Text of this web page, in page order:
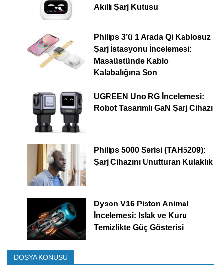
Akıllı Şarj Kutusu
Philips 3’ü 1 Arada Qi Kablosuz
Şarj İstasyonu İncelemesi:
Masaüstünde Kablo
Kalabalığına Son
UGREEN Uno RG İncelemesi:
Robot Tasarımlı GaN Şarj Cihazı
Philips 5000 Serisi (TAH5209):
Şarj Cihazını Unutturan Kulaklık
Dyson V16 Piston Animal
İncelemesi: Islak ve Kuru
Temizlikte Güç Gösterisi
DOSYA KONUSU